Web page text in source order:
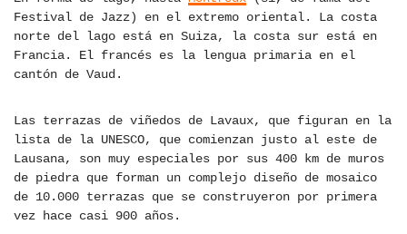
Festival de Jazz) en el extremo oriental. La costa
norte del lago está en Suiza, la costa sur está en
Francia. El francés es la lengua primaria en el
cantón de Vaud.
Las terrazas de viñedos de Lavaux, que figuran en la
lista de la UNESCO, que comienzan justo al este de
Lausana, son muy especiales por sus 400 km de muros
de piedra que forman un complejo diseño de mosaico
de 10.000 terrazas que se construyeron por primera
vez hace casi 900 años.